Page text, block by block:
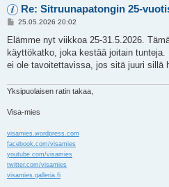
Re: Sitruunapatongin 25-
V
e
t
25.05.2026 20:02
Elämme nyt viikkoa 25-31.5.2026.
käyttökatko, joka kestää joitain
ei ole tavoitettavissa, jos sitä juuri sillä
Yksipuolaisen ratin takaa,
Visa-mies
visamies.wordpress.com
facebook.com/visamies
youtube.com/visamies
twitter.com/visamies
visamies.galleria.fi